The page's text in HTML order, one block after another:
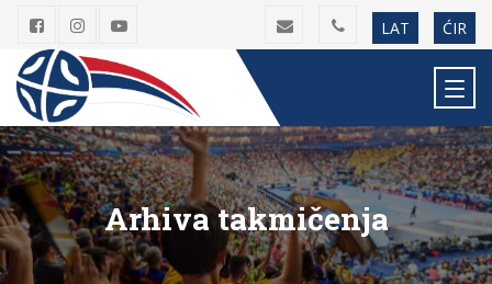
LAT ĆIR
Arhiva takmičenja